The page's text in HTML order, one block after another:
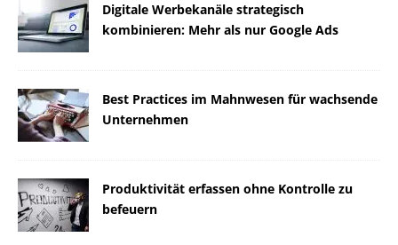
Digitale Werbekanäle strategisch
kombinieren: Mehr als nur Google Ads
Best Practices im Mahnwesen für wachsende
Unternehmen
Produktivität erfassen ohne Kontrolle zu
befeuern